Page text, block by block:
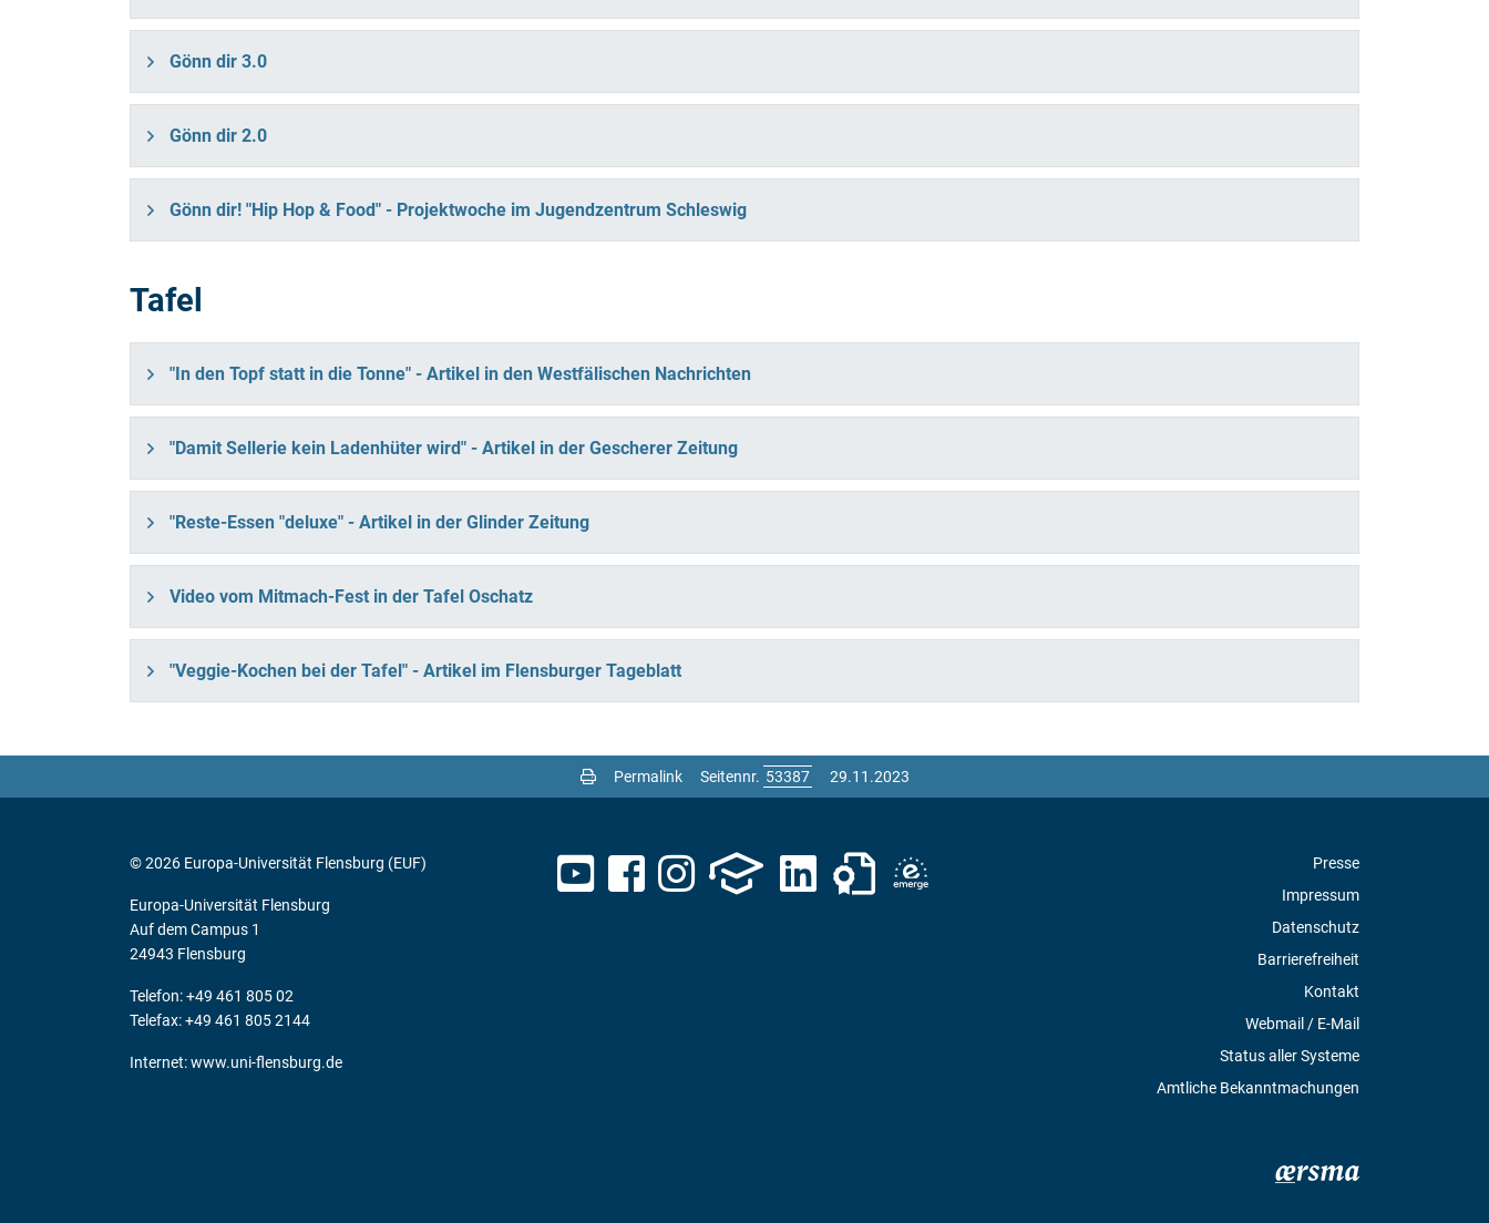
Gönn dir 3.0
Gönn dir 2.0
Gönn dir! "Hip Hop & Food" - Projektwoche im Jugendzentrum Schleswig
Tafel
"In den Topf statt in die Tonne" - Artikel in den Westfälischen Nachrichten
"Damit Sellerie kein Ladenhüter wird" - Artikel in der Gescherer Zeitung
"Reste-Essen "deluxe" - Artikel in der Glinder Zeitung
Video vom Mitmach-Fest in der Tafel Oschatz
"Veggie-Kochen bei der Tafel" - Artikel im Flensburger Tageblatt
Permalink Seitennr. 29.11.2023
Presse
Impressum
Datenschutz
Barrierefreiheit
Kontakt
Webmail / E-Mail
Status aller Systeme
Amtliche Bekanntmachungen
© 2026 Europa-Universität Flensburg (EUF)
Europa-Universität Flensburg
Auf dem Campus 1
24943 Flensburg
Telefon: +49 461 805 02
Telefax: +49 461 805 2144
Internet:www.uni-flensburg.de